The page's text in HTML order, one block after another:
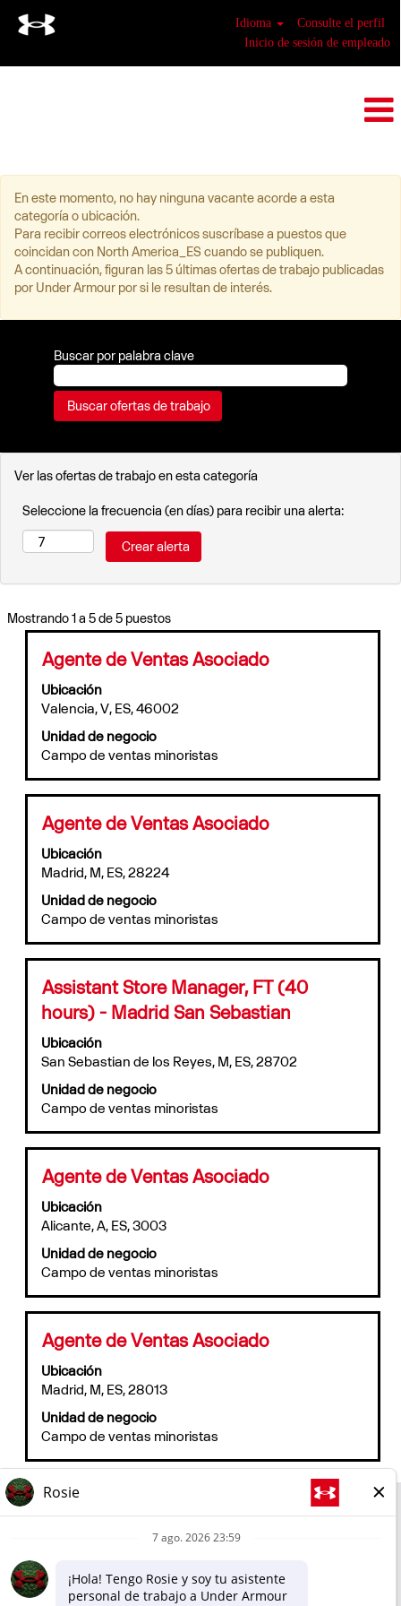
Idioma
Consulte el perfil
Inicio de sesión de empleado
En este momento, no hay ninguna vacante acorde a esta
categoría o ubicación.
Para recibir correos electrónicos suscríbase a puestos que
coincidan con North America_ES cuando se publiquen.
A continuación, figuran las 5 últimas ofertas de trabajo publicadas
por Under Armour por si le resultan de interés.
Buscar por palabra clave
Ver las ofertas de trabajo en esta categoría
Seleccione la frecuencia (en días) para recibir una alerta:
Mostrando 1 a 5 de 5 puestosResultados
de
búsqueda
de
Mostrando
5
de
5
puestos
Utilice
por
la
lista
puestos.
Seleccione
todos
detalles
puesto.
Título
Agente de Ventas Asociado
Ubicación
Valencia, V, ES, 46002
Unidad de negocio
Campo de ventas minoristas
Utilice
barra
espaciadora
ver
el
contenido
completo
de
la
información
del
Título
Agente de Ventas Asociado
Ubicación
Madrid, M, ES, 28224
Unidad de negocio
Campo de ventas minoristas
Utilice
barra
espaciadora
ver
el
contenido
completo
de
la
información
puesto.
Título
Assistant Store Manager, FT (40
hours) - Madrid San Sebastian
Ubicación
San Sebastian de los Reyes, M, ES, 28702
Unidad de negocio
Campo de ventas minoristas
Utilice
barra
espaciadora
para
ver
el
contenido
información
puesto.
Título
Agente de Ventas Asociado
Ubicación
Alicante, A, ES, 3003
Unidad de negocio
Campo de ventas minoristas
Utilice
barra
espaciadora
ver
el
contenido
completo
de
la
información
del
Título
Agente de Ventas Asociado
Ubicación
Madrid, M, ES, 28013
Unidad de negocio
Campo de ventas minoristas
Utilice
barra
espaciadora
ver
el
contenido
de
la
puesto.
Política de privacidad